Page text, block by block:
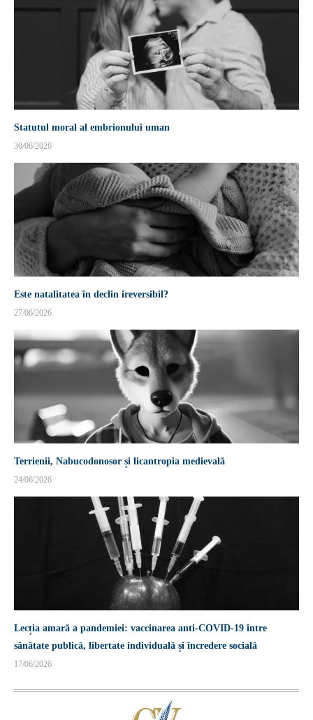
Statutul moral al embrionului uman
30/06/2026
Este natalitatea în declin ireversibil?
27/06/2026
Terrienii, Nabucodonosor și licantropia medievală
24/06/2026
Lecția amară a pandemiei: vaccinarea anti-COVID-19 între
sănătate publică, libertate individuală și încredere socială
17/06/2026